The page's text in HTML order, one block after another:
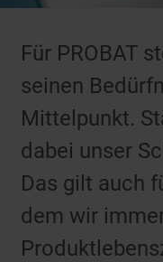
Für PROBAT
seinen
Mittelpunkt.
dabei unser
Das gilt auch
dem wir